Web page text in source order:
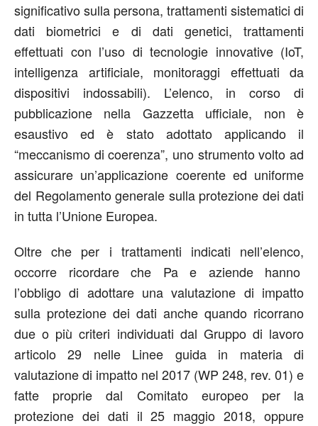
significativo sulla persona, trattamenti sistematici di
dati biometrici e di dati genetici, trattamenti
effettuati con l’uso di tecnologie innovative (IoT,
intelligenza artificiale, monitoraggi effettuati da
dispositivi indossabili). L’elenco, in corso di
pubblicazione nella Gazzetta ufficiale, non è
esaustivo ed è stato adottato applicando il
“meccanismo di coerenza”, uno strumento volto ad
assicurare un’applicazione coerente ed uniforme
del Regolamento generale sulla protezione dei dati
in tutta l’Unione Europea.
Oltre che per i trattamenti indicati nell’elenco,
occorre ricordare che Pa e aziende hanno
l’obbligo di adottare una valutazione di impatto
sulla protezione dei dati anche quando ricorrano
due o più criteri individuati dal Gruppo di lavoro
articolo 29 nelle Linee guida in materia di
valutazione di impatto nel 2017 (WP 248, rev. 01) e
fatte proprie dal Comitato europeo per la
protezione dei dati il 25 maggio 2018, oppure